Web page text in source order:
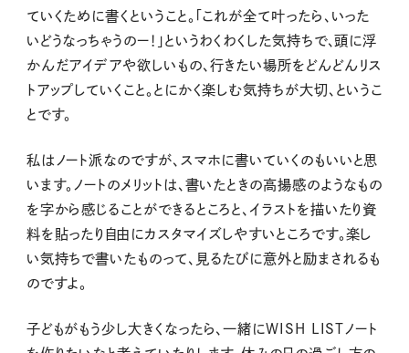
ていくために書くということ。「これが全て叶ったら、いった
いどうなっちゃうのー！」というわくわくした気持ちで、頭に浮
かんだアイデアや欲しいもの、行きたい場所をどんどんリス
トアップしていくこと。とにかく楽しむ気持ちが大切、というこ
とです。
私はノート派なのですが、スマホに書いていくのもいいと思
います。ノートのメリットは、書いたときの高揚感のようなもの
を字から感じることができるところと、イラストを描いたり資
料を貼ったり自由にカスタマイズしやすいところです。楽し
い気持ちで書いたものって、見るたびに意外と励まされるも
のですよ。
子どもがもう少し大きくなったら、一緒にWISH LISTノート